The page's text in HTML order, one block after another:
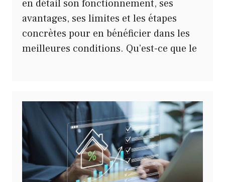
en détail son fonctionnement, ses
avantages, ses limites et les étapes
concrètes pour en bénéficier dans les
meilleures conditions. Qu’est-ce que le